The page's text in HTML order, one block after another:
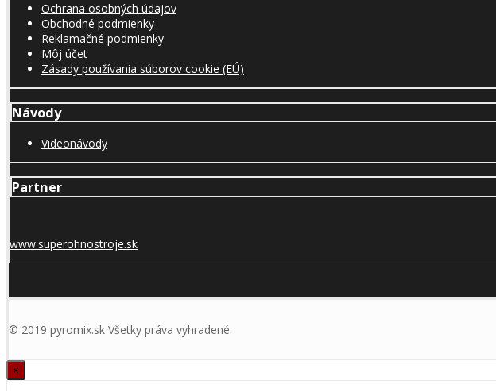
Ochrana osobných údajov
Obchodné podmienky
Reklamačné podmienky
Môj účet
Zásady používania súborov cookie (EÚ)
Návody
Videonávody
Partner
www.superohnostroje.sk
© 2019 pyromix.sk Všetky práva vyhradené.
×